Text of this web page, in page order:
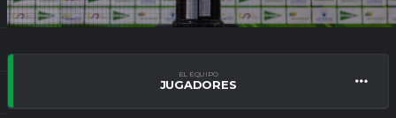
EL EQUIPO
JUGADORES